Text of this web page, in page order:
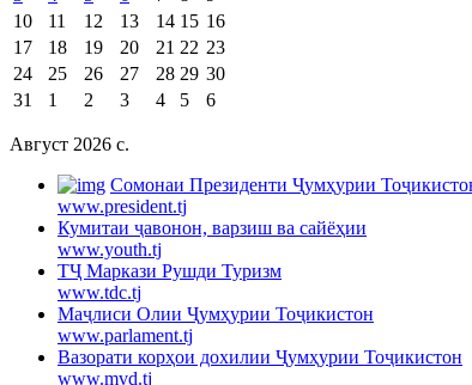
10
11 12 13 14 15 16
17
18 19 20 21 22 23
24
25 26 27 28 29 30
31
1 2 3 4 5 6
Август 2026 c.
Cомонаи Президенти Ҷумҳурии
www.president.tj
Кумитаи ҷавонон, варзиш ва сайёҳии
www.youth.tj
ТҶ Маркази Рушди Туризм
www.tdc.tj
Маҷлиси Олии Ҷумҳурии Тоҷикистон
www.parlament.tj
Вазорати корҳои дохилии Ҷумҳурии Тоҷикистон
www.mvd.tj